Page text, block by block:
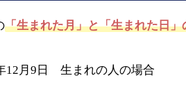
「生まれた月」と「生まれた日
12月9日 生まれの人の場合